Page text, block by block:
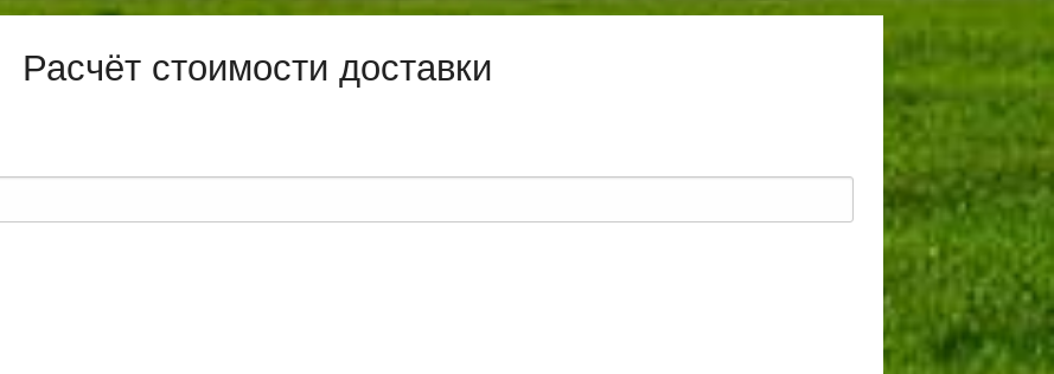
Расчёт стоимости доставки